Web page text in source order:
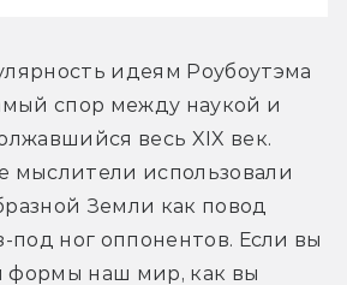
идеям Роубоутэма
спор между наукой и
весь XIX век.
мыслители использовали
Земли как повод
под ног оппонентов. Если вы
формы наш мир, как вы